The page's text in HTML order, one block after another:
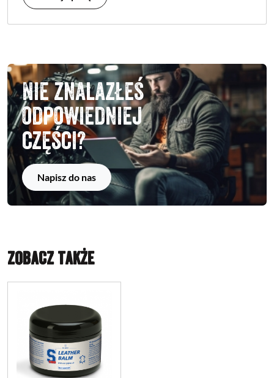
Nie znalazłeś
odpowiedniej
części?
Napisz do nas
ZOBACZ TAKŻE